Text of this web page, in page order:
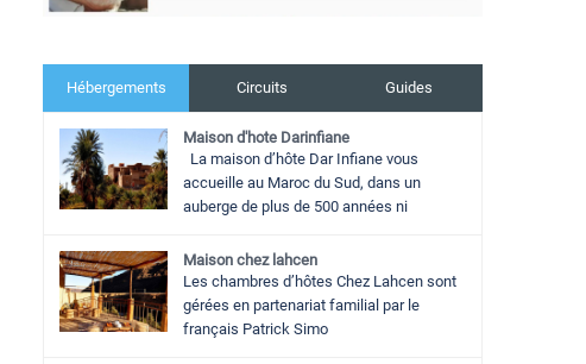
Hébergements Circuits Guides
Maison d'hote Darinfiane
La maison d’hôte Dar Infiane vous
accueille au Maroc du Sud, dans un
auberge de plus de 500 années ni
Maison chez lahcen
Les chambres d’hôtes Chez Lahcen sont
gérées en partenariat familial par le
français Patrick Simo